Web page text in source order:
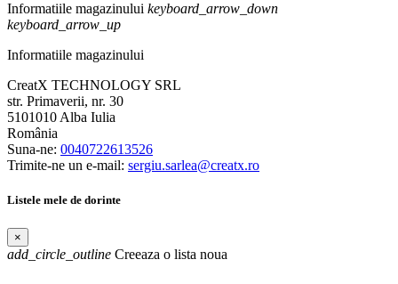
Informatiile magazinului keyboard_arrow_down
keyboard_arrow_up
Informatiile magazinului
CreatX TECHNOLOGY SRL
str. Primaverii, nr. 30
5101010 Alba Iulia
România
Suna-ne: 0040722613526
Trimite-ne un e-mail: sergiu.sarlea@creatx.ro
Listele mele de dorinte
×
add_circle_outline Creeaza o lista noua